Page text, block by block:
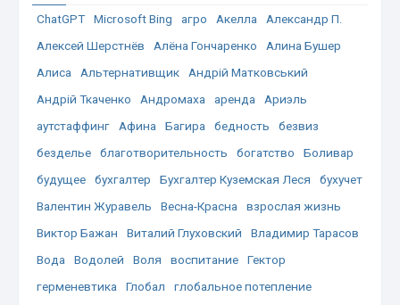
ChatGPT Microsoft Bing агро Акелла
Александр П.
Алексей Шерстнёв
Алёна Гончаренко
Алина Бушер
Алиса
Альтернативщик
Андрій Матковський
Андрій Ткаченко
Андромаха аренда
Ариэль
аутстаффинг
Афина Багира бедность
безвиз
безделье
благотворительность богатство
Боливар
будущее
бухгалтер Бухгалтер Куземская Леся
бухучет
Валентин Журавель
Весна-Красна
взрослая жизнь
Виктор Бажан
Виталий Глуховский
Владимир Тарасов
Вода
Водолей Воля воспитание
Гектор
герменевтика
Глобал
глобальное потепление